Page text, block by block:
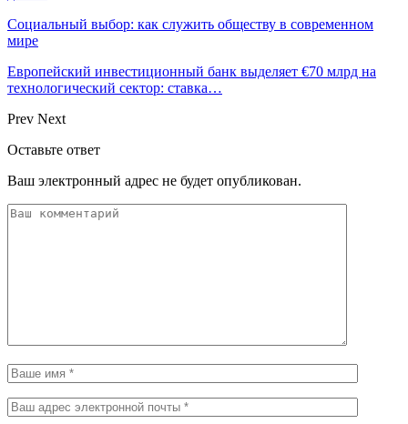
Социальный выбор: как служить обществу в современном
мире
Европейский инвестиционный банк выделяет €70 млрд на
технологический сектор: ставка…
Prev Next
Оставьте ответ
Ваш электронный адрес не будет опубликован.